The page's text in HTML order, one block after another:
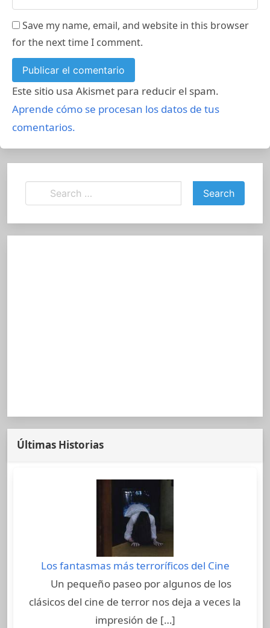
Save my name, email, and website in this browser
for the next time I comment.
Este sitio usa Akismet para reducir el spam.
Aprende cómo se procesan los datos de tus
comentarios.
Últimas Historias
Los fantasmas más terroríficos del Cine
Un pequeño paseo por algunos de los
clásicos del cine de terror nos deja a veces la
impresión de […]